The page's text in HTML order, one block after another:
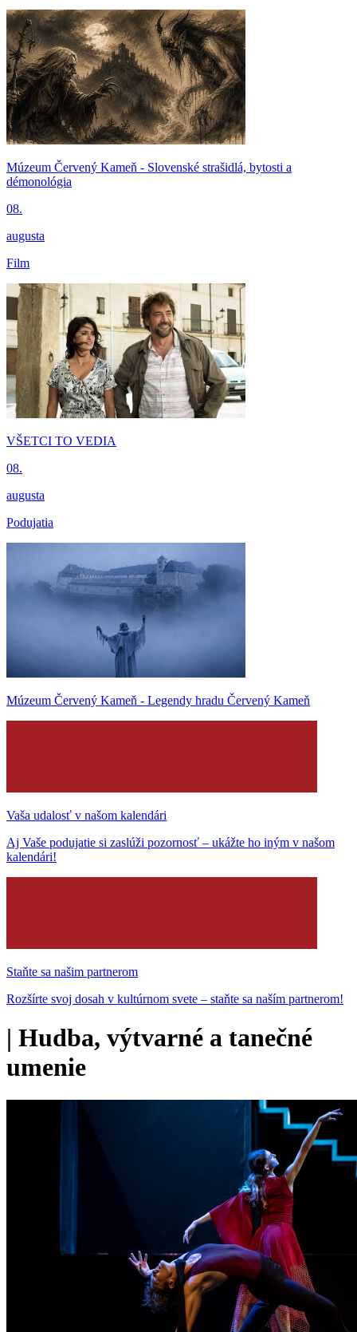
Múzeum Červený Kameň - Slovenské strašidlá, bytosti a
démonológia
08.
augusta
Film
VŠETCI TO VEDIA
08.
augusta
Podujatia
Múzeum Červený Kameň - Legendy hradu Červený Kameň
Vaša udalosť v našom kalendári
Aj Vaše podujatie si zaslúži pozornosť – ukážte ho iným v našom
kalendári!
Staňte sa našim partnerom
Rozšírte svoj dosah v kultúrnom svete – staňte sa naším partnerom!
| Hudba, výtvarné a tanečné
umenie